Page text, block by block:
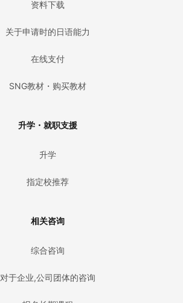
资料下载
关于申请时的日语能力
在线支付
SNG教材・购买教材
升学・就职支援
升学
指定校推荐
相关咨询
综合咨询
对于企业,公司团体的咨询